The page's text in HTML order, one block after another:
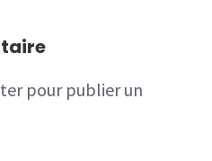
pour publier un